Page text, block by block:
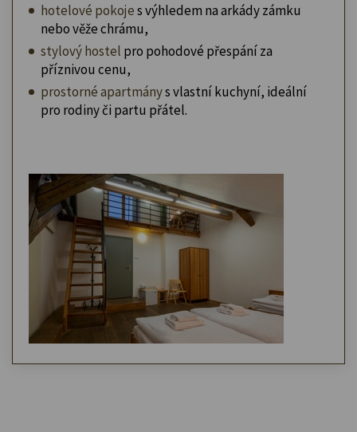
hotelové pokojes výhledem na arkády zámku
nebo věže chrámu,
stylový hostel pro pohodové přespání za
příznivou cenu,
prostorné apartmánys vlastní kuchyní, ideální
pro rodiny či partu přátel.